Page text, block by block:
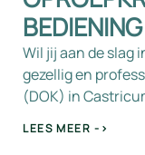
BEDIENING
Wil jij aan de slag
gezellig en
(DOK) in
LEES MEER ->